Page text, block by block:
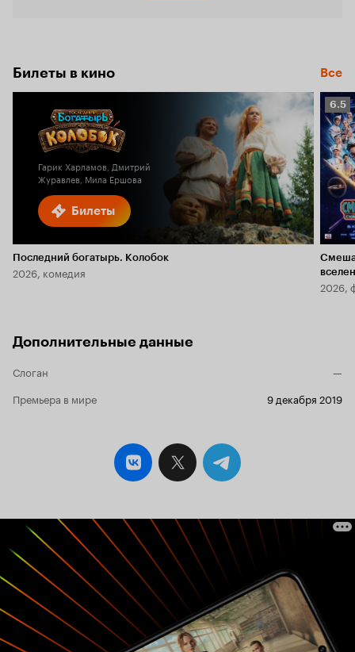
Билеты в кино Все
Билеты
Гарик Харламов, Дмитрий
Журавлев, Мила Ершова
Последний богатырь. Колобок
2026, комедия
6.5
6.5
2026,
Дополнительные данные
Слоган
—
Премьера в мире
9 декабря 2019